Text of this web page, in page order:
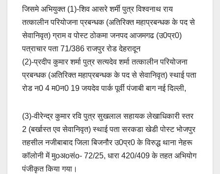
जिसमे अभियुक्त (1)-शिव आसरे शर्मी पुत्र विश्वनाथ राय
तत्कालीन परियोजना प्रबन्धक (अतिरिक्त महाप्रबन्धक के पद से
सेवानिवृत) ग्राम व पोस्ट ठोकमा जनपद आजमगढ (उ0प्र0)
पत्राचार पता 71/386 राजपुर रोड देहरादून
(2)-प्रदीप कुमार शर्मा पुत्र सत्यदेव शर्मा तत्कालीन परियोजना
प्रबन्धक (अतिरिक्त महाप्रबन्धक के पद से सेवानिवृत) स्थाई पता
रोड न0 4 म0न0 19 जयदेव पार्क पूर्वी पंजाबी बाग नई दिल्ली,
(3)-वीरेन्द्र कुमार रवि पुत्र सुखलाल सहायक लेखाधिकारी स्तर
2 (बर्खास्त एव सेवानिवृत) स्थाई पता सरकडा खेडी पोस्ट भोजपुर
तहसील नजीबाबाद जिला बिजनौर उ0प्र0 के विरुद्ध थाना नेहरू
कॉलोनी में मुoअoसंo- 72/25, धारा 420/409 के तहत अभियोग
पंजीकृत किया गया।